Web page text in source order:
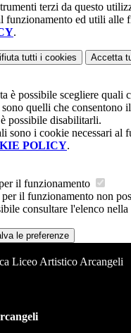
terzi da questo
funzionamento ed utili alle
.
tutti i cookies Accetta
è possibile scegliere quali
quelli che consentono
possibile disabilitarli.
sono i cookie necessari al
POLICY.
il funzionamento
il funzionamento non
consultare l'elenco
le preferenze
Liceo Artistico Arcangeli